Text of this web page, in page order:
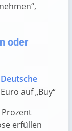
oder
Deutsche
auf „Buy“
erfüllen